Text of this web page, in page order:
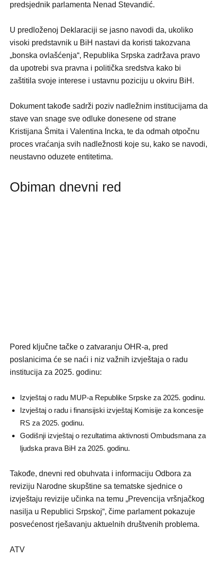
predsjednik parlamenta Nenad Stevandić.
U predloženoj Deklaraciji se jasno navodi da, ukoliko
visoki predstavnik u BiH nastavi da koristi takozvana
„bonska ovlašćenja“, Republika Srpska zadržava pravo
da upotrebi sva pravna i politička sredstva kako bi
zaštitila svoje interese i ustavnu poziciju u okviru BiH.
Dokument takođe sadrži poziv nadležnim institucijama da
stave van snage sve odluke donesene od strane
Kristijana Šmita i Valentina Incka, te da odmah otpočnu
proces vraćanja svih nadležnosti koje su, kako se navodi,
neustavno oduzete entitetima.
Obiman dnevni red
Pored ključne tačke o zatvaranju OHR-a, pred
poslanicima će se naći i niz važnih izvještaja o radu
institucija za 2025. godinu:
Izvještaj o radu MUP-a Republike Srpske za 2025. godinu.
Izvještaj o radu i finansijski izvještaj Komisije za koncesije
RS za 2025. godinu.
Godišnji izvještaj o rezultatima aktivnosti Ombudsmana za
ljudska prava BiH za 2025. godinu.
Takođe, dnevni red obuhvata i informaciju Odbora za
reviziju Narodne skupštine sa tematske sjednice o
izvještaju revizije učinka na temu „Prevencija vršnjačkog
nasilja u Republici Srpskoj“, čime parlament pokazuje
posvećenost rješavanju aktuelnih društvenih problema.
ATV